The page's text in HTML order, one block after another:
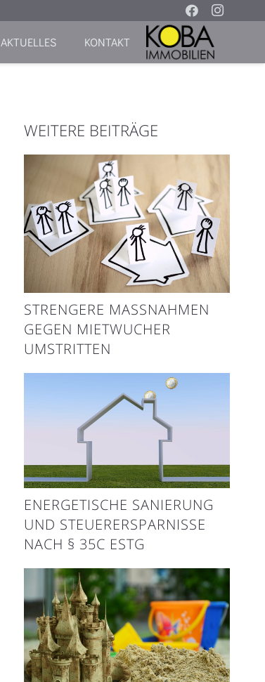
AKTUELLES KONTAKT
WEITERE BEITRÄGE
STRENGERE MASSNAHMEN G
EGEN MIETWUCHER U
MSTRITTEN
ENERGETISCHE SANIERUNG
UND STEUERERSPARNISSE
NACH § 35C ESTG